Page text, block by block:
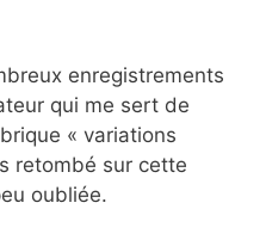
enregistrements
qui me sert de
« variations
retombé sur cette
oubliée.